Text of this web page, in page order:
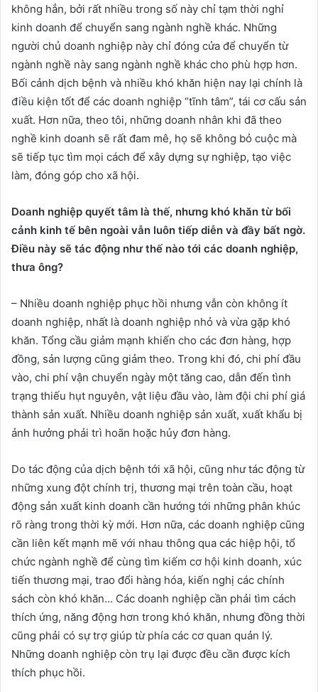
không hẳn, bởi rất nhiều trong số này chỉ tạm thời nghỉ
kinh doanh để chuyển sang ngành nghề khác. Những
người chủ doanh nghiệp này chỉ đóng cửa để chuyển từ
ngành nghề này sang ngành nghề khác cho phù hợp hơn.
Bối cảnh dịch bệnh và nhiều khó khăn hiện nay lại chính là
điều kiện tốt để các doanh nghiệp “tĩnh tâm”, tái cơ cấu sản
xuất. Hơn nữa, theo tôi, những doanh nhân khi đã theo
nghề kinh doanh sẽ rất đam mê, họ sẽ không bỏ cuộc mà
sẽ tiếp tục tìm mọi cách để xây dựng sự nghiệp, tạo việc
làm, đóng góp cho xã hội.
Doanh nghiệp quyết tâm là thế, nhưng khó khăn từ bối
cảnh kinh tế bên ngoài vẫn luôn tiếp diễn và đầy bất ngờ.
Điều này sẽ tác động như thế nào tới các doanh nghiệp,
thưa ông?
– Nhiều doanh nghiệp phục hồi nhưng vẫn còn không ít
doanh nghiệp, nhất là doanh nghiệp nhỏ và vừa gặp khó
khăn. Tổng cầu giảm mạnh khiến cho các đơn hàng, hợp
đồng, sản lượng cũng giảm theo. Trong khi đó, chi phí đầu
vào, chi phí vận chuyển ngày một tăng cao, dẫn đến tình
trạng thiếu hụt nguyên, vật liệu đầu vào, làm đội chi phí giá
thành sản xuất. Nhiều doanh nghiệp sản xuất, xuất khẩu bị
ảnh hưởng phải trì hoãn hoặc hủy đơn hàng.
Do tác động của dịch bệnh tới xã hội, cũng như tác động từ
những xung đột chính trị, thương mại trên toàn cầu, hoạt
động sản xuất kinh doanh cần hướng tới những phân khúc
rõ ràng trong thời kỳ mới. Hơn nữa, các doanh nghiệp cũng
cần liên kết mạnh mẽ với nhau thông qua các hiệp hội, tổ
chức ngành nghề để cùng tìm kiếm cơ hội kinh doanh, xúc
tiến thương mại, trao đổi hàng hóa, kiến nghị các chính
sách còn khó khăn… Các doanh nghiệp cần phải tìm cách
thích ứng, năng động hơn trong khó khăn, nhưng đồng thời
cũng phải có sự trợ giúp từ phía các cơ quan quản lý.
Những doanh nghiệp còn trụ lại được đều cần được kích
thích phục hồi.